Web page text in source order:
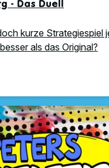
- Das Duell
kurze Strategiespiel
als das Original?